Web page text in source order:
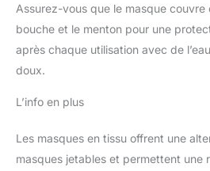
Assurez-vous que le masque couvre
bouche et le menton pour une
après chaque utilisation avec de
doux.
L’info en plus
Les masques en tissu offrent une
masques jetables et permettent une